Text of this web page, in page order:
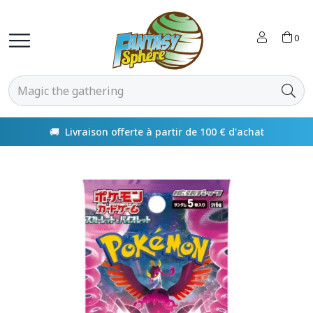
0
🚚 Livraison offerte à partir de 100 € d'achat